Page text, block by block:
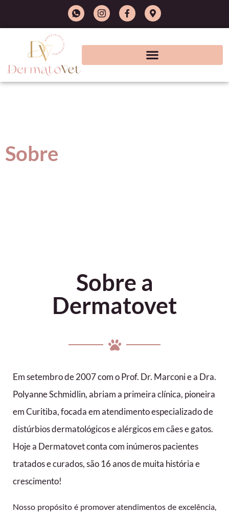
Sobre
Sobre a
Dermatovet
Em setembro de 2007 com o Prof. Dr. Marconi e a Dra.
Polyanne Schmidlin, abriam a primeira clínica, pioneira
em Curitiba, focada em atendimento especializado de
distúrbios dermatológicos e alérgicos em cães e gatos.
Hoje a Dermatovet conta com inúmeros pacientes
tratados e curados, são 16 anos de muita história e
crescimento!
Nosso propósito é promover atendimentos de excelência,